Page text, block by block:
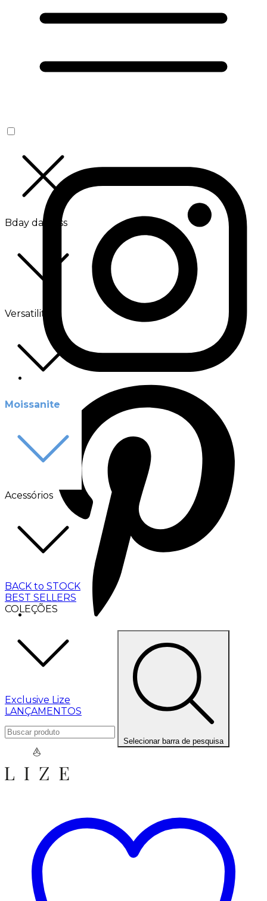
Bday da Boss
Versatilité
Moissanite
Acessórios
BACK to STOCK
BEST SELLERS
COLEÇÕES
Exclusive Lize
LANÇAMENTOS
Selecionar barra de pesquisa